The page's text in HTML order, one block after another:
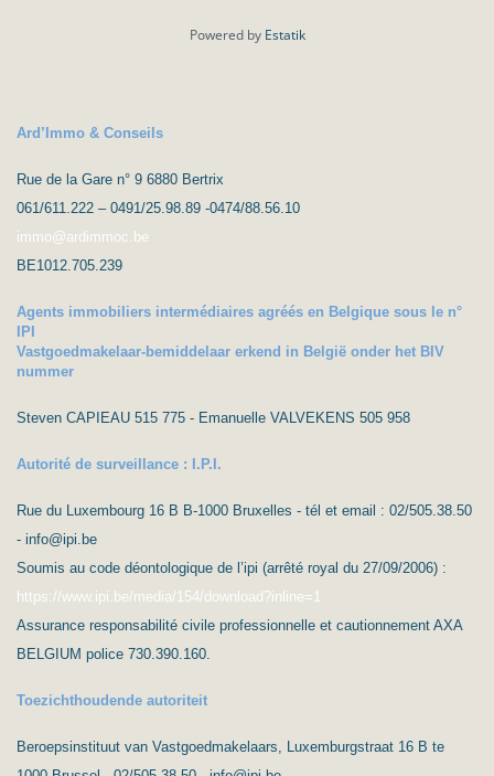
Powered by Estatik
Ard’Immo & Conseils
Rue de la Gare n° 9 6880 Bertrix
061/611.222 – 0491/25.98.89 -0474/88.56.10
immo@ardimmoc.be
BE1012.705.239
Agents immobiliers intermédiaires agréés en Belgique sous le n°
IPI
Vastgoedmakelaar-bemiddelaar erkend in België onder het BIV
nummer
Steven CAPIEAU 515 775 - Emanuelle VALVEKENS 505 958
Autorité de surveillance : I.P.I.
Rue du Luxembourg 16 B B-1000 Bruxelles - tél et email : 02/505.38.50
- info@ipi.be
Soumis au code déontologique de l’ipi (arrêté royal du 27/09/2006) :
https://www.ipi.be/media/154/download?inline=1
Assurance responsabilité civile professionnelle et cautionnement AXA
BELGIUM police 730.390.160.
Toezichthoudende autoriteit
Beroepsinstituut van Vastgoedmakelaars, Luxemburgstraat 16 B te